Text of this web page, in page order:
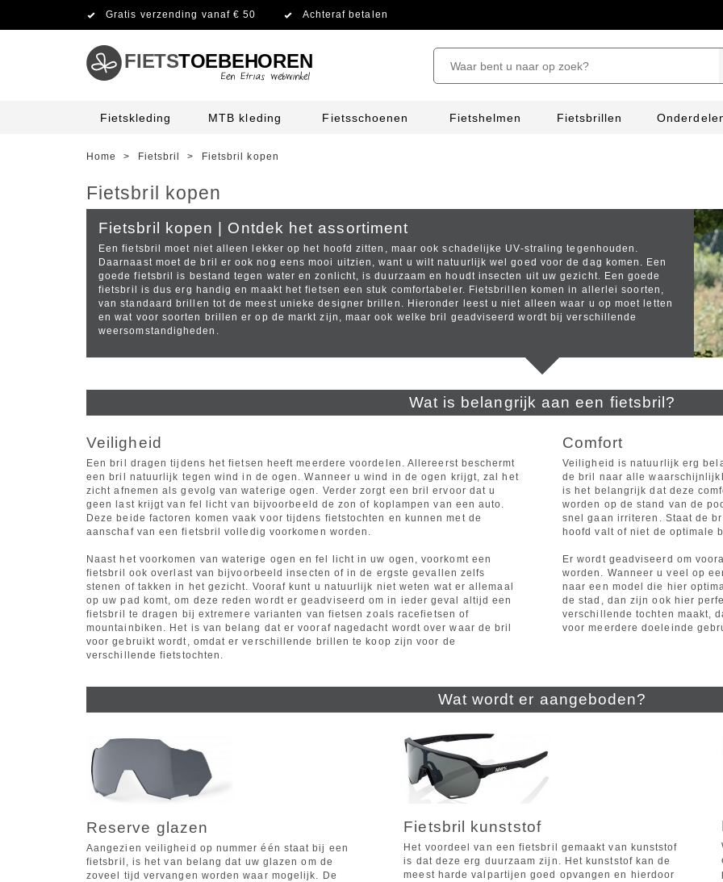
Gratis verzending vanaf € 50 Achteraf betalen
FIETSTOEBEHOREN
Fietskleding MTB kleding Fietsschoenen Fietshelmen Fietsbrillen
Home > Fietsbril > Fietsbril kopen
Fietsbril kopen
Fietsbril kopen | Ontdek het assortiment
Een fietsbril moet niet alleen lekker op het hoofd zitten, maar ook schadelijke UV-straling tegenhouden.
Daarnaast moet de bril er ook nog eens mooi uitzien, want u wilt natuurlijk wel goed voor de dag komen. Een
goede fietsbril is bestand tegen water en zonlicht, is duurzaam en houdt insecten uit uw gezicht. Een goede
fietsbril is dus erg handig en maakt het fietsen een stuk comfortabeler. Fietsbrillen komen in allerlei soorten,
van standaard brillen tot de meest unieke designer brillen. Hieronder leest u niet alleen waar u op moet letten
en wat voor soorten brillen er op de markt zijn, maar ook welke bril geadviseerd wordt bij verschillende
weersomstandigheden.
Wat is belangrijk aan een fietsbril?
Veiligheid
Een bril dragen tijdens het fietsen heeft meerdere voordelen. Allereerst beschermt
een bril natuurlijk tegen wind in de ogen. Wanneer u wind in de ogen krijgt, zal het
zicht afnemen als gevolg van waterige ogen. Verder zorgt een bril ervoor dat u
geen last krijgt van fel licht van bijvoorbeeld de zon of koplampen van een auto.
Deze beide factoren komen vaak voor tijdens fietstochten en kunnen met de
aanschaf van een fietsbril volledig voorkomen worden.
Naast het voorkomen van waterige ogen en fel licht in uw ogen, voorkomt een
fietsbril ook overlast van bijvoorbeeld insecten of in de ergste gevallen zelfs
stenen of takken in het gezicht. Vooraf kunt u natuurlijk niet weten wat er allemaal
op uw pad komt, om deze reden wordt er geadviseerd om in ieder geval altijd een
fietsbril te dragen bij extremere varianten van fietsen zoals racefietsen of
mountainbiken. Het is van belang dat er vooraf nagedacht wordt over waar de bril
voor gebruikt wordt, omdat er verschillende brillen te koop zijn voor de
verschillende fietstochten.
Comfort
Veiligheid is natuurlijk erg
de bril naar alle
is het belangrijk dat deze
worden op de stand van de
snel gaan irriteren. Staat de
hoofd valt of niet de optimale
Er wordt geadviseerd om
worden. Wanneer u veel op
naar een model die hier
de stad, dan zijn ook hier
verschillende tochten maakt,
voor meerdere doeleinde
Wat wordt er aangeboden?
Reserve glazen
Aangezien veiligheid op nummer één staat bij een
fietsbril, is het van belang dat uw glazen om de
zoveel tijd vervangen worden waar mogelijk. De
Fietsbril kunststof
Het voordeel van een fietsbril gemaakt van kunststof
is dat deze erg duurzaam zijn. Het kunststof kan de
meest harde valpartijen goed opvangen en hierdoor